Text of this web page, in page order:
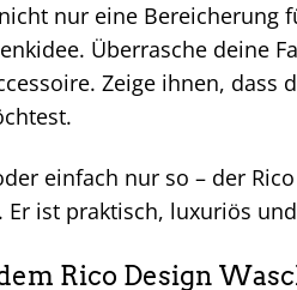
nur eine Bereicherung
Überrasche deine
Zeige ihnen, dass
einfach nur so – der
Er ist praktisch, luxuriös
Rico Design